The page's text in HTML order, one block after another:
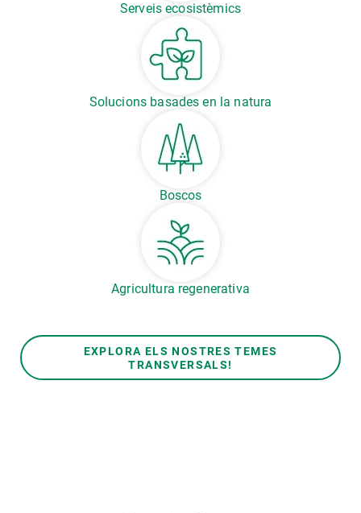
Serveis ecosistèmics
Solucions basades en la natura
Boscos
Agricultura regenerativa
EXPLORA ELS NOSTRES TEMES
TRANSVERSALS!